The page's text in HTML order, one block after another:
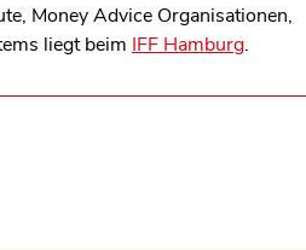
Money Advice Organisationen,
liegt beim IFF Hamburg.